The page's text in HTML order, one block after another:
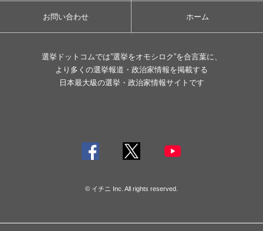
お問い合わせ ホーム
選挙ドットコムでは”選挙をオモシロク”を合言葉に、
より多くの選挙報道・政治家情報を掲載する
日本最大級の選挙・政治家情報サイトです
© イチニ Inc. All rights reserved.